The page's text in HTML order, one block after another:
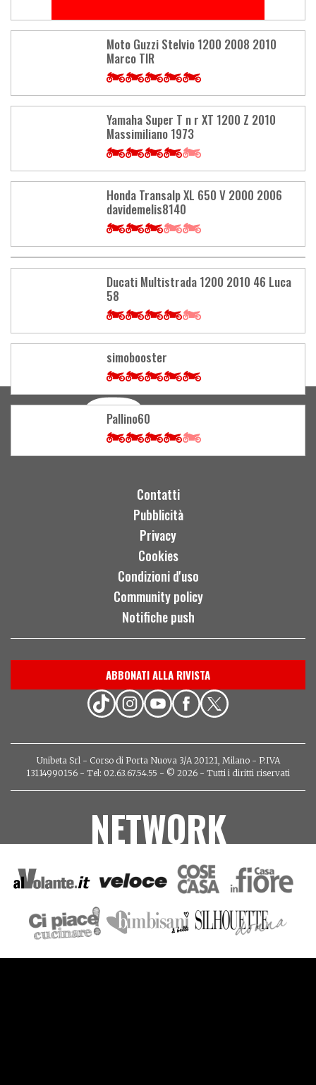
Moto Guzzi Stelvio 1200 2008 2010
Marco TIR
Yamaha Super T n r XT 1200 Z 2010
Massimiliano 1973
Honda Transalp XL 650 V 2000 2006
davidemelis8140
Ducati Multistrada 1200 2010 46 Luca
58
simobooster
Pallino60
Contatti
Pubblicità
Privacy
Cookies
Condizioni d'uso
Community policy
Notifiche push
ABBONATI ALLA RIVISTA
Unibeta Srl - Corso di Porta Nuova 3/A 20121, Milano - P.IVA
13114990156 - Tel: 02.63.67.54.55 - © 2026 - Tutti i diritti riservati
NETWORK